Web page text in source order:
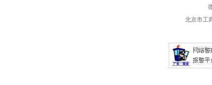
北京市工